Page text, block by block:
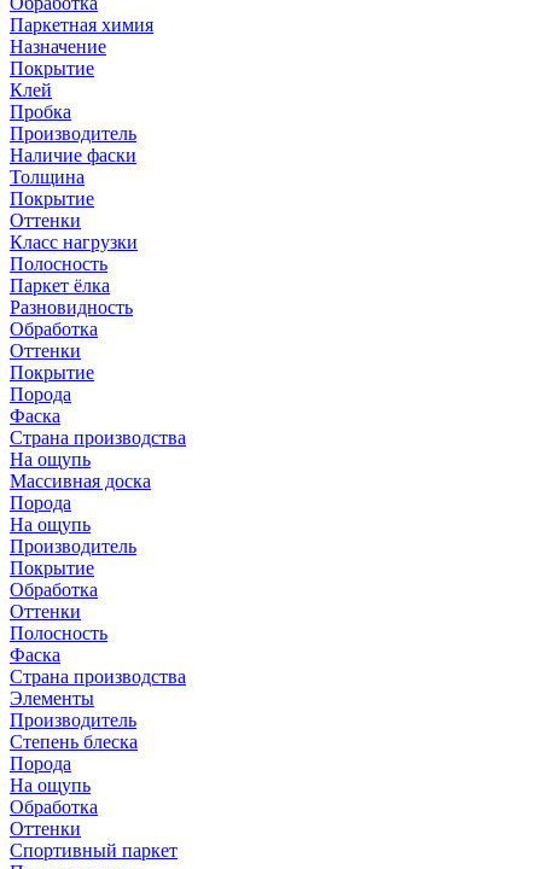
Паркетная химия
Назначение
Покрытие
Клей
Пробка
Производитель
Наличие фаски
Толщина
Покрытие
Оттенки
Класс нагрузки
Полосность
Паркет ёлка
Разновидность
Обработка
Оттенки
Покрытие
Порода
Фаска
Страна производства
На ощупь
Массивная доска
Порода
На ощупь
Производитель
Покрытие
Обработка
Оттенки
Полосность
Фаска
Страна производства
Элементы
Производитель
Степень блеска
Порода
На ощупь
Обработка
Оттенки
Спортивный паркет